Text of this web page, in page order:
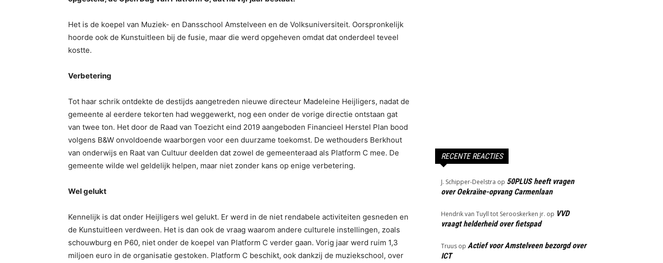
Het is de koepel van Muziek- en Dansschool Amstelveen en de Volksuniversiteit. Oorspronkelijk
hoorde ook de Kunstuitleen bij de fusie, maar die werd opgeheven omdat dat onderdeel teveel
kostte.
Verbetering
Tot haar schrik ontdekte de destijds aangetreden nieuwe directeur Madeleine Heijligers, nadat de
gemeente al eerdere tekorten had weggewerkt, nog een onder de vorige directie ontstaan gat
van twee ton. Het door de Raad van Toezicht eind 2019 aangeboden Financieel Herstel Plan bood
volgens B&W onvoldoende waarborgen voor een duurzame toekomst. De wethouders Berkhout
van onderwijs en Raat van Cultuur deelden dat zowel de gemeenteraad als Platform C mee. De
gemeente wilde wel geldelijk helpen, maar niet zonder kans op enige verbetering.
Wel gelukt
Kennelijk is dat onder Heijligers wel gelukt. Er werd in de niet rendabele activiteiten gesneden en
de Kunstuitleen verdween. Het is dan ook de vraag waarom andere culturele instellingen, zoals
schouwburg en P60, niet onder de koepel van Platform C verder gaan. Vorig jaar werd ruim 1,3
miljoen euro in de organisatie gestoken. Platform C beschikt, ook dankzij de muziekschool, over
RECENTE REACTIES
J. Schipper-Deelstra op 50PLUS heeft vragen
over Oekraïne-opvang Carmenlaan
Hendrik van Tuyll tot Serooskerken jr. op VVD
vraagt helderheid over fietspad
Truus op Actief voor Amstelveen bezorgd over
ICT